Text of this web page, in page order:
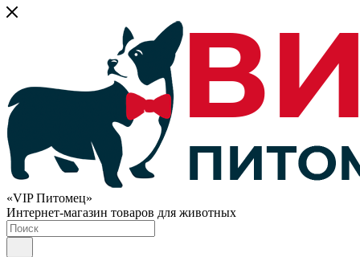
«VIP Питомец»
Интернет-магазин товаров для животных